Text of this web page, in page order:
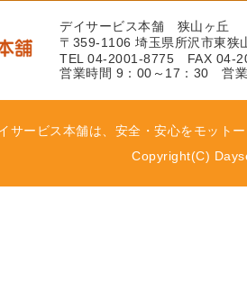
デイサービス本舗 狭山ヶ丘
〒359-1106 埼玉県所沢市東狭
TEL 04-2001-8775 FAX 04-
営業時間 9：00～17：30 営
サービス本舗は、安全・安心をモット
Copyright(C)